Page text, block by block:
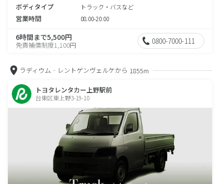
ボディタイプ トラック・バスなど
営業時間 08:00-20:00
6時間まで5,500円
免責補償制度1,100円 0800-7000-111
ラディウム‐レントゲンヴェルケから 1855m
トヨタレンタカー上野駅前
台東区東上野3-19-10